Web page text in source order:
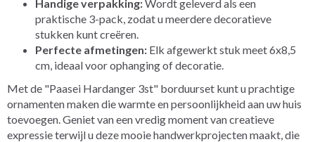
Handige verpakking:Wordt geleverd als een
praktische 3-pack, zodat u meerdere decoratieve
stukken kunt creëren.
Perfecte afmetingen: Elk afgewerkt stuk meet 6x8,5
cm, ideaal voor ophanging of decoratie.
Met de "Paasei Hardanger 3st" borduurset kunt u prachtige
ornamenten maken die warmte en persoonlijkheid aan uw huis
toevoegen. Geniet van een vredig moment van creatieve
expressie terwijl u deze mooie handwerkprojecten maakt, die